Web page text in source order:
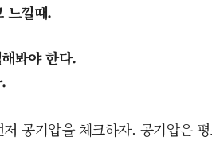
느낄때.
봐야 한다.
공기압을 체크하자. 공기압은